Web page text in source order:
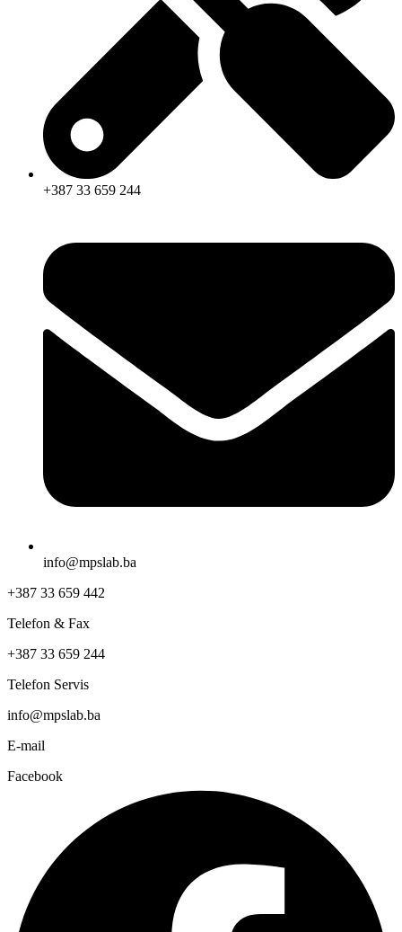
+387 33 659 244
info@mpslab.ba
+387 33 659 442
Telefon & Fax
+387 33 659 244
Telefon Servis
info@mpslab.ba
E-mail
Facebook